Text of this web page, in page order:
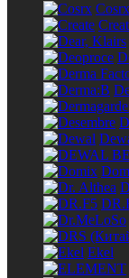
Cosrx
Ekel